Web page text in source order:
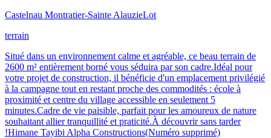
Castelnau Montratier-Sainte AlauzieLot
terrain
Situé dans un environnement calme et agréable, ce beau terrain de
2600 m² entièrement borné vous séduira par son cadre.Idéal pour
votre projet de construction, il bénéficie d'un emplacement privilégié
à la campagne tout en restant proche des commodités : école à
proximité et centre du village accessible en seulement 5
minutes.Cadre de vie paisible, parfait pour les amoureux de nature
souhaitant allier tranquillité et praticité.À découvrir sans tarder
!Himane Tayibi Alpha Constructions(Numéro supprimé)